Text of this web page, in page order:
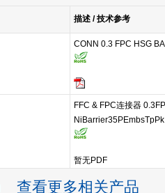
描述 / 技术参考
CONN 0.3 FPC HSG
FFC & FPC连接器
NiBarrier35PEmbsTpPk
暂无PDF
查看更多相关产品